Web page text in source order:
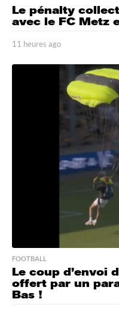
Le pénalty
avec le FC Metz
11 heures ago
h
e
o
FOOTBALL
Le coup d’envoi
offert par un
Bas !